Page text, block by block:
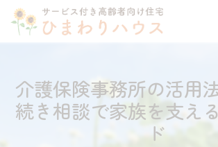
介護保険事務所の活用
続き相談で家族を支え
ド